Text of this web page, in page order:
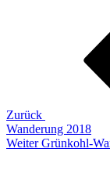
Zurück
Wanderung 2018
Nächster
Weiter Grünkohl-